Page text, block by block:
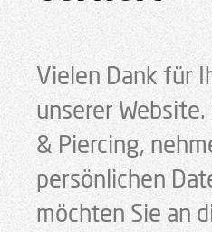
Vielen Dank für
unserer Website.
& Piercing,
persönlichen
möchten Sie an